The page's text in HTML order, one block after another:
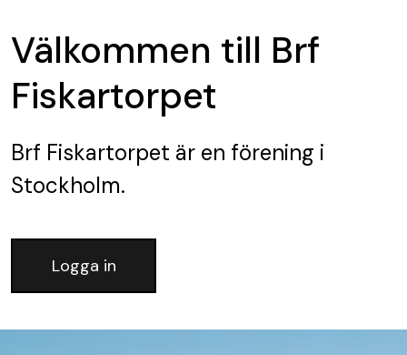
Välkommen till Brf
Fiskartorpet
Brf Fiskartorpet är en förening i
Stockholm.
Logga in